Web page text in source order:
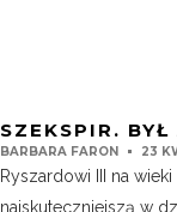
SZEKSPIR.
BARBARA FARON 23
Ryszardowi III na
najskuteczniejszą w